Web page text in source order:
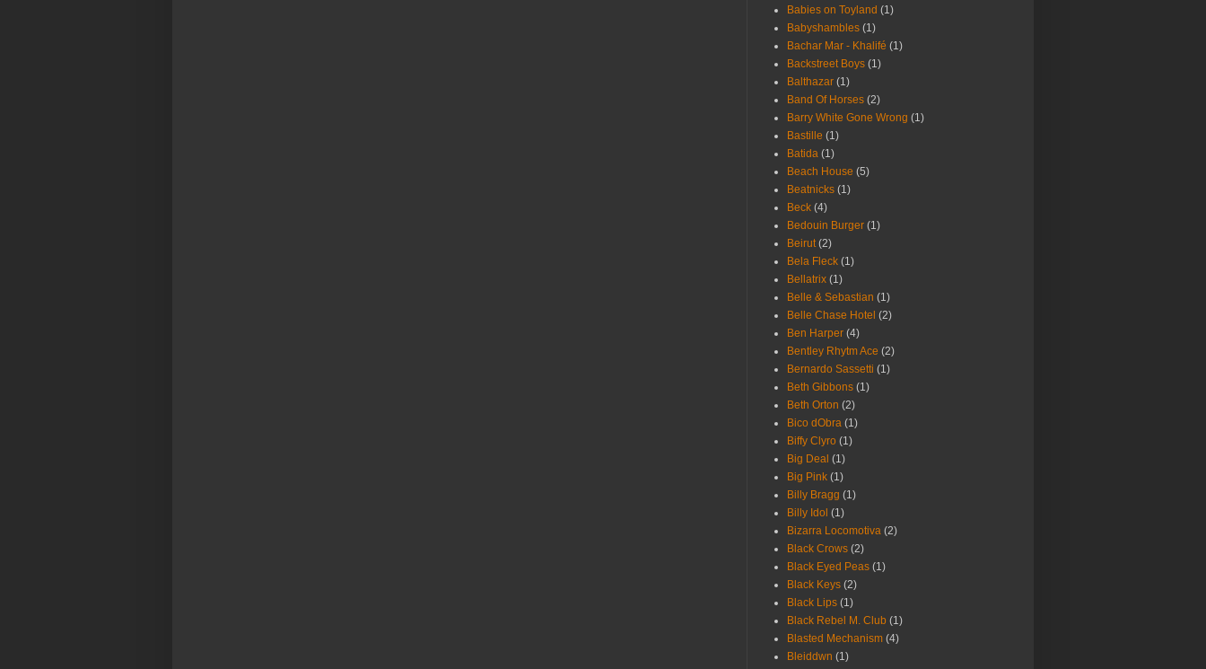
Babies on Toyland (1)
Babyshambles (1)
Bachar Mar - Khalifé (1)
Backstreet Boys (1)
Balthazar (1)
Band Of Horses (2)
Barry White Gone Wrong (1)
Bastille (1)
Batida (1)
Beach House (5)
Beatnicks (1)
Beck (4)
Bedouin Burger (1)
Beirut (2)
Bela Fleck (1)
Bellatrix (1)
Belle & Sebastian (1)
Belle Chase Hotel (2)
Ben Harper (4)
Bentley Rhytm Ace (2)
Bernardo Sassetti (1)
Beth Gibbons (1)
Beth Orton (2)
Bico dObra (1)
Biffy Clyro (1)
Big Deal (1)
Big Pink (1)
Billy Bragg (1)
Billy Idol (1)
Bizarra Locomotiva (2)
Black Crows (2)
Black Eyed Peas (1)
Black Keys (2)
Black Lips (1)
Black Rebel M. Club (1)
Blasted Mechanism (4)
Bleiddwn (1)